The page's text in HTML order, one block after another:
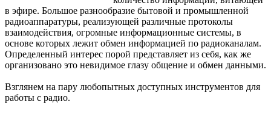
в эфире. Большое разнообразие бытовой и промышленной
радиоаппаратуры, реализующей различные протоколы
взаимодействия, огромные информационные системы, в
основе которых лежит обмен информацией по радиоканалам.
Определенный интерес порой представляет из себя, как же
организовано это невидимое глазу общение и обмен данными.
Взглянем на пару любопытных доступных инструментов для
работы с радио.